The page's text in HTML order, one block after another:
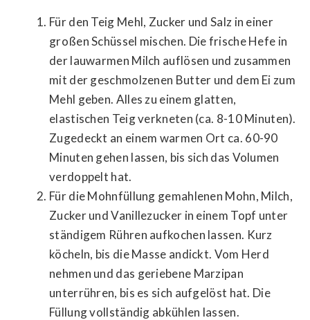
Für den Teig Mehl, Zucker und Salz in einer
großen Schüssel mischen. Die frische Hefe in
der lauwarmen Milch auflösen und zusammen
mit der geschmolzenen Butter und dem Ei zum
Mehl geben. Alles zu einem glatten,
elastischen Teig verkneten (ca. 8-10 Minuten).
Zugedeckt an einem warmen Ort ca. 60-90
Minuten gehen lassen, bis sich das Volumen
verdoppelt hat.
Für die Mohnfüllung gemahlenen Mohn, Milch,
Zucker und Vanillezucker in einem Topf unter
ständigem Rühren aufkochen lassen. Kurz
köcheln, bis die Masse andickt. Vom Herd
nehmen und das geriebene Marzipan
unterrühren, bis es sich aufgelöst hat. Die
Füllung vollständig abkühlen lassen.